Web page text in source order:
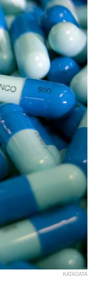
KATADATA